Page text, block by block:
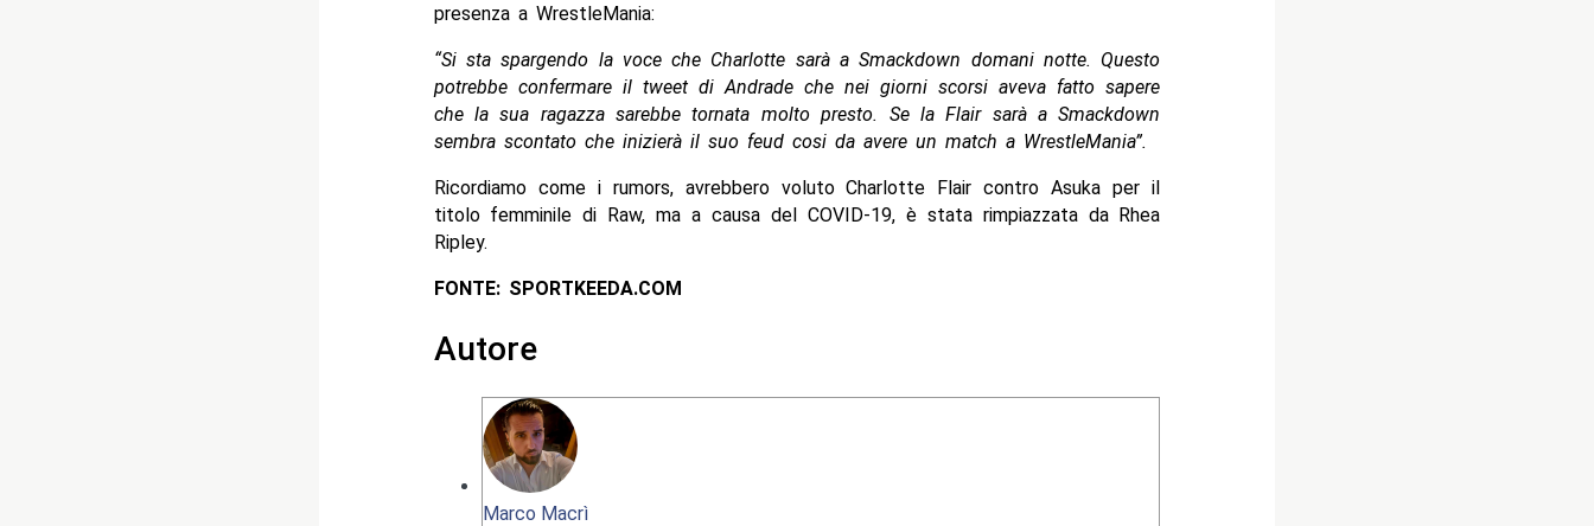
presenza a WrestleMania:
“Si sta spargendo la voce che Charlotte sarà a Smackdown domani notte. Questo
potrebbe confermare il tweet di Andrade che nei giorni scorsi aveva fatto sapere
che la sua ragazza sarebbe tornata molto presto. Se la Flair sarà a Smackdown
sembra scontato che inizierà il suo feud cosi da avere un match a WrestleMania”.
Ricordiamo come i rumors, avrebbero voluto Charlotte Flair contro Asuka per il
titolo femminile di Raw, ma a causa del COVID-19, è stata rimpiazzata da Rhea
Ripley.
FONTE: SPORTKEEDA.COM
Autore
Marco Macrì